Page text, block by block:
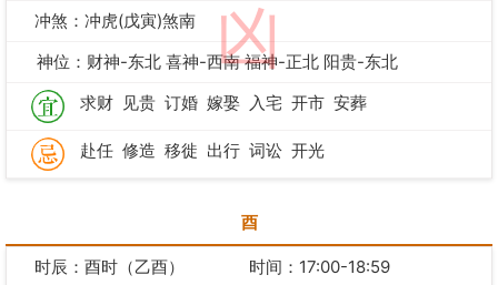
凶
冲煞：冲虎(戊寅)煞南
神位：财神-东北 喜神-西南 福神-正北 阳贵-东北
求财 见贵 订婚 嫁娶 入宅 开市 安葬
赴任 修造 移徙 出行 词讼 开光
酉
时辰：酉时（乙酉）
时间：17:00-18:59